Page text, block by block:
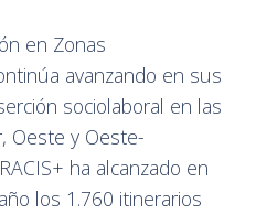
en Zonas
avanzando en sus
sociolaboral en las
Oeste y Oeste-
ha alcanzado en
los 1.760 itinerarios